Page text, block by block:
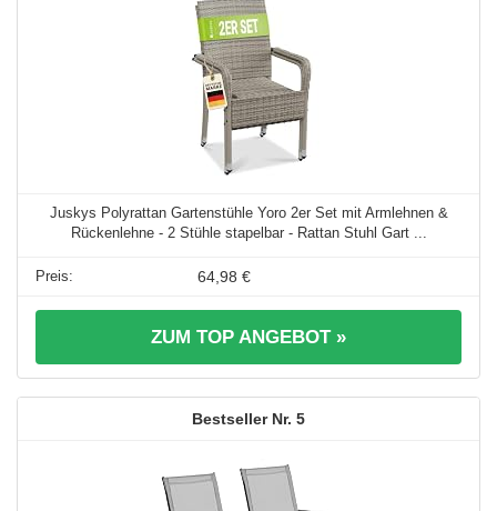
Juskys Polyrattan Gartenstühle Yoro 2er Set mit Armlehnen &
Rückenlehne - 2 Stühle stapelbar - Rattan Stuhl Gart ...
64,98 €
ZUM TOP ANGEBOT »
5